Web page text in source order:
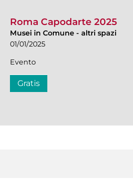
Roma Capodarte 2025
Musei in Comune - altri spazi
01/01/2025
Evento
Gratis